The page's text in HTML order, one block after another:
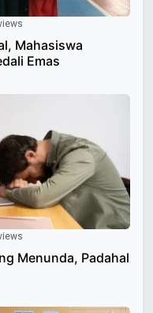
Mahasiswa
Emas
Menunda, Padahal